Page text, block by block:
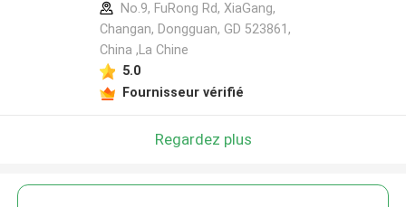
No.9, FuRong Rd, XiaGang,
Changan, Dongguan, GD 523861,
China ,La Chine
5.0
Fournisseur vérifié
Regardez plus